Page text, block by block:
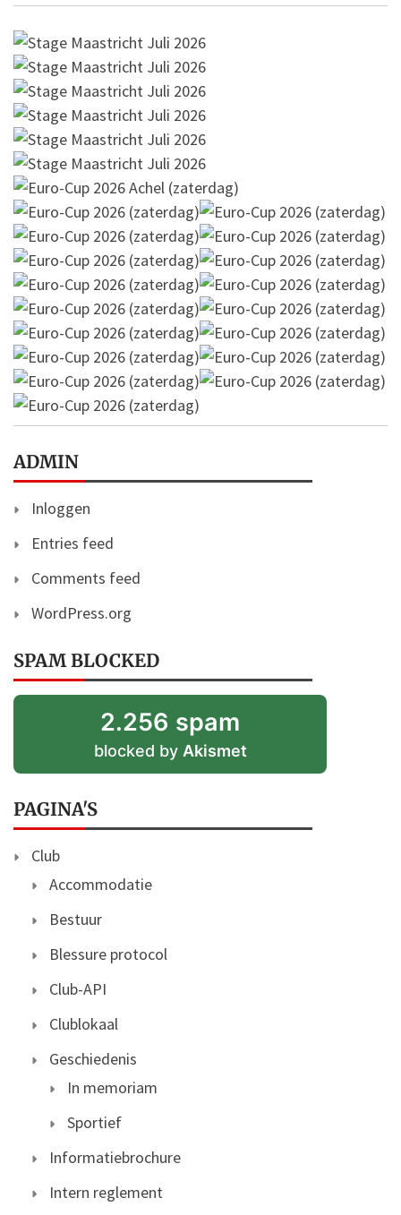
ADMIN
Inloggen
Entries feed
Comments feed
WordPress.org
SPAM BLOCKED
2.256 spam
blocked by Akismet
PAGINA'S
Club
Accommodatie
Bestuur
Blessure protocol
Club-API
Clublokaal
Geschiedenis
In memoriam
Sportief
Informatiebrochure
Intern reglement